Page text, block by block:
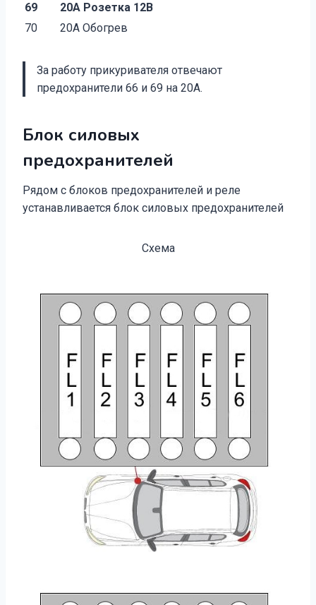
69
20А Розетка 12В
70
20А Обогрев
За работу прикуривателя отвечают
предохранители 66 и 69 на 20А.
Блок силовых
предохранителей
Рядом с блоков предохранителей и реле
устанавливается блок силовых предохранителей
Схема